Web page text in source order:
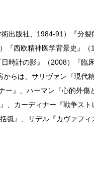
出版社、1984-91）『分裂
『西欧精神医学背景史』（
時計の影』（2008）『臨床
らは、サリヴァン『現代
ー』、ハーマン『心的外傷
、カーディナー『戦争スト
弧』、リデル『カヴァフ